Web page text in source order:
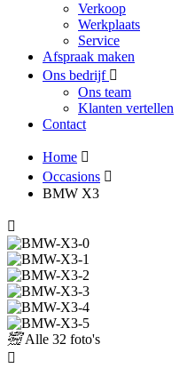
Verkoop
Werkplaats
Service
Afspraak maken
Ons bedrijf
Ons team
Klanten vertellen
Contact
Home
Occasions
BMW X3
Alle 32 foto's